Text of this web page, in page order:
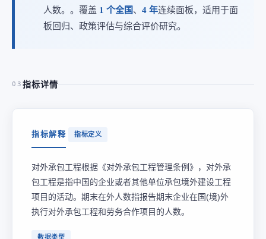
人数。。覆盖 1 个全国、 4 年连续面板，适用于面
板回归、政策评估与综合评价研究。
03 指标详情
指标解释 指标定义
对外承包工程根据《对外承包工程管理条例》，对外承
包工程是指中国的企业或者其他单位承包境外建设工程
项目的活动。期末在外人数指报告期末企业在国(境)外
执行对外承包工程和劳务合作项目的人数。
数据类型